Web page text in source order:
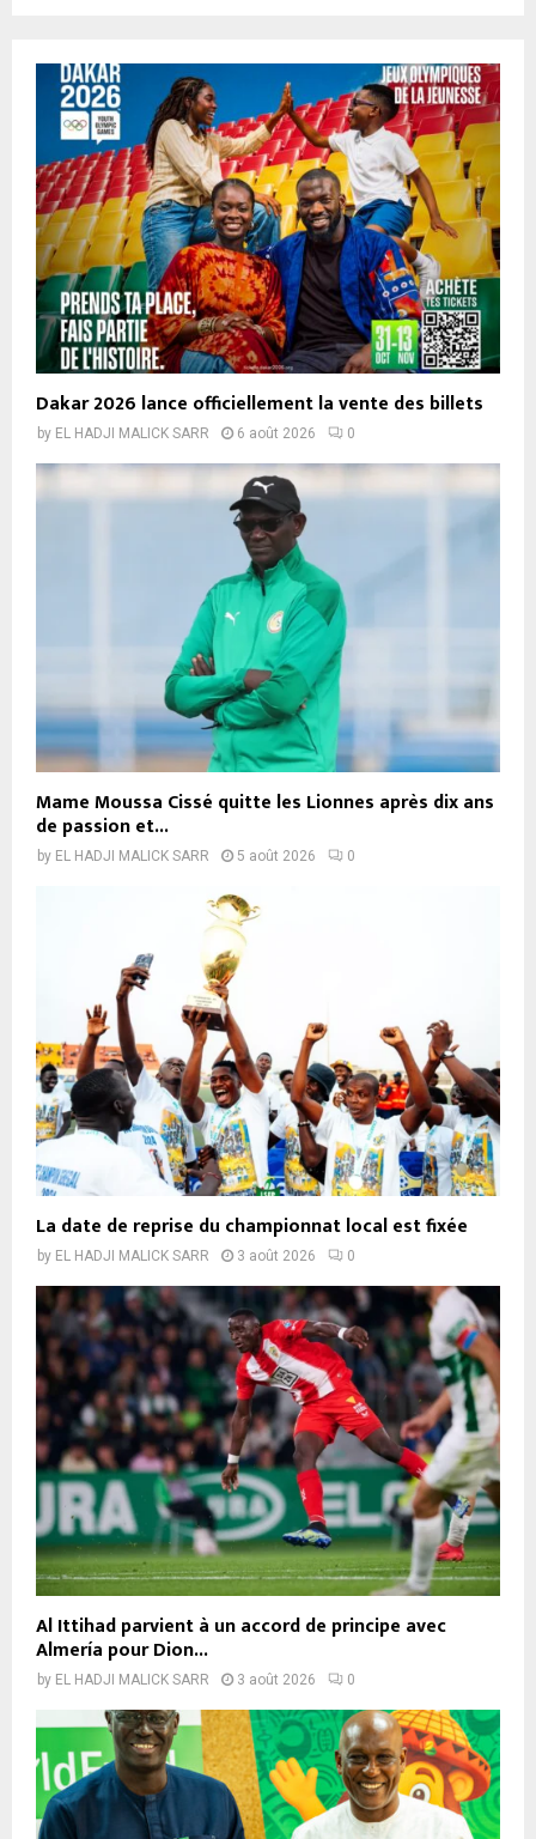
Dakar 2026 lance officiellement la vente des billets
by EL HADJI MALICK SARR 6 août 2026 0
Mame Moussa Cissé quitte les Lionnes après dix ans
de passion et...
by EL HADJI MALICK SARR 5 août 2026 0
La date de reprise du championnat local est fixée
by EL HADJI MALICK SARR 3 août 2026 0
Al Ittihad parvient à un accord de principe avec
Almería pour Dion...
by EL HADJI MALICK SARR 3 août 2026 0